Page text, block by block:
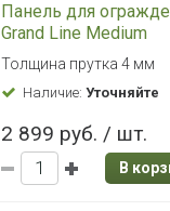
Панель для
Grand Line Medium
2,03x2,5 RAL 7040
(серый)
Толщина прутка 4 мм
Наличие:Уточняйте
2 899 руб. / шт.
В